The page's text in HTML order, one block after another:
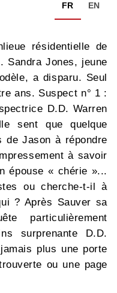
FR EN
résidentielle de
Sandra Jones, jeune
a disparu. Seul
ans. Suspect n° 1 :
D.D. Warren
sent que quelque
Jason à répondre
à savoir
épouse « chérie »...
ou cherche-t-il à
? Après Sauver sa
particulièrement
surprenante D.D.
plus une porte
ou une page